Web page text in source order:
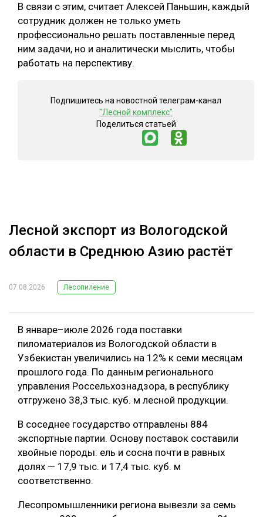
В связи с этим, считает Алексей Паньшин, каждый
сотрудник должен не только уметь
профессионально решать поставленные перед
ним задачи, но и аналитически мыслить, чтобы
работать на перспективу.
Подпишитесь на новостной телеграм-канал
"Лесной комплекс"
Поделиться статьей
Лесной экспорт из Вологодской
области в Среднюю Азию растёт
07.08.2026 Лесопиление
В январе–июле 2026 года поставки
пиломатериалов из Вологодской области в
Узбекистан увеличились на 12% к семи месяцам
прошлого года. По данным регионального
управления Россельхознадзора, в республику
отгружено 38,3 тыс. куб. м лесной продукции.
В соседнее государство отправлены 884
экспортные партии. Основу поставок составили
хвойные породы: ель и сосна почти в равных
долях — 17,9 тыс. и 17,4 тыс. куб. м
соответственно.
Лесопромышленники региона вывезли за семь